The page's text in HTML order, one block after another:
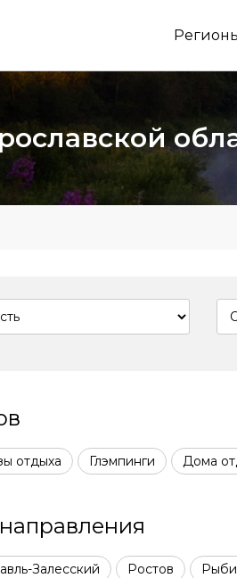
отдыха Глэмпинги Дома
Залесский Ростов